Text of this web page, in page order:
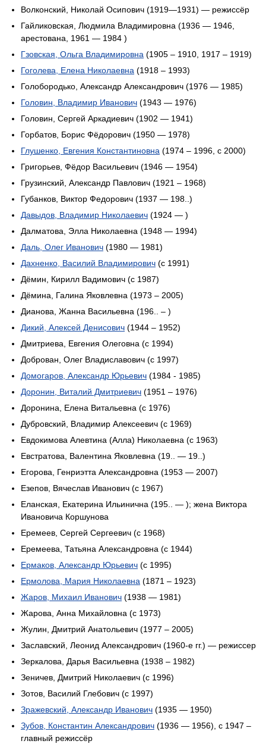
Волконский, Николай Осипович (1919—1931) — режиссёр
Гайликовская, Людмила Владимировна (1936 — 1946,
арестована, 1961 — 1984 )
Гзовская, Ольга Владимировна (1905 – 1910, 1917 – 1919)
Гоголева, Елена Николаевна (1918 – 1993)
Голобородько, Александр Александрович (1976 — 1985)
Головин, Владимир Иванович (1943 — 1976)
Головин, Сергей Аркадиевич (1902 — 1941)
Горбатов, Борис Фёдорович (1950 — 1978)
Глушенко, Евгения Константиновна (1974 – 1996, с 2000)
Григорьев, Фёдор Васильевич (1946 — 1954)
Грузинский, Александр Павлович (1921 – 1968)
Губанков, Виктор Федорович (1937 — 198..)
Давыдов, Владимир Николаевич (1924 — )
Далматова, Элла Николаевна (1948 — 1994)
Даль, Олег Иванович (1980 — 1981)
Дахненко, Василий Владимирович (с 1991)
Дёмин, Кирилл Вадимович (с 1987)
Дёмина, Галина Яковлевна (1973 – 2005)
Дианова, Жанна Васильевна (196.. – )
Дикий, Алексей Денисович (1944 – 1952)
Дмитриева, Евгения Олеговна (с 1994)
Доброван, Олег Владиславович (с 1997)
Домогаров, Александр Юрьевич (1984 - 1985)
Доронин, Виталий Дмитриевич (1951 – 1976)
Доронина, Елена Витальевна (с 1976)
Дубровский, Владимир Алексеевич (с 1969)
Евдокимова Алевтина (Алла) Николаевна (с 1963)
Евстратова, Валентина Яковлевна (19.. — 19..)
Егорова, Генриэтта Александровна (1953 — 2007)
Езепов, Вячеслав Иванович (с 1967)
Еланская, Екатерина Ильинична (195.. — ); жена Виктора
Ивановича Коршунова
Еремеев, Сергей Сергеевич (с 1968)
Еремеева, Татьяна Александровна (с 1944)
Ермаков, Александр Юрьевич (с 1995)
Ермолова, Мария Николаевна (1871 – 1923)
Жаров, Михаил Иванович (1938 — 1981)
Жарова, Анна Михайловна (с 1973)
Жулин, Дмитрий Анатольевич (1977 – 2005)
Заславский, Леонид Александрович (1960-е гг.) — режиссер
Зеркалова, Дарья Васильевна (1938 – 1982)
Зеничев, Дмитрий Николаевич (с 1996)
Зотов, Василий Глебович (с 1997)
Зражевский, Александр Иванович (1935 — 1950)
Зубов, Константин Александрович (1936 — 1956), с 1947 –
главный режиссёр